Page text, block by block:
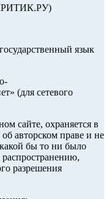
язык
(для сетевого
сайте, охраняется в
авторском праве и не
бы то ни было
разрешения